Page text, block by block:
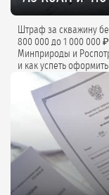
Штраф за скважину
800 000 до 1 000 000 ₽. Разбираем,
Минприроды и
и как успеть оформить
практики и советы